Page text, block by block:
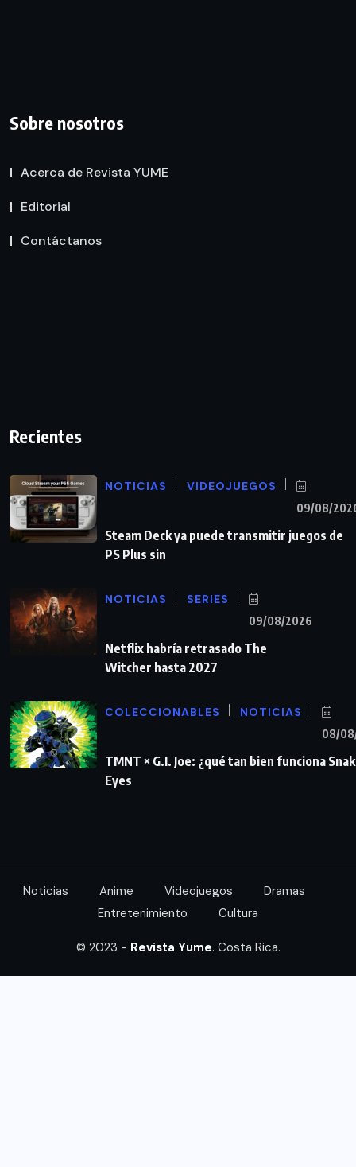
Sobre nosotros
Acerca de Revista YUME
Editorial
Contáctanos
Recientes
NOTICIAS VIDEOJUEGOS
09/08/
Steam Deck ya puede transmitir juegos de
PS Plus sin
NOTICIAS SERIES
09/08/2026
Netflix habría retrasado The
Witcher hasta 2027
COLECCIONABLES NOTICIAS
08/
TMNT × G.I. Joe: ¿qué tan bien funciona
Eyes
Noticias Anime Videojuegos
Dramas
Entretenimiento
Cultura
© 2023 - Revista Yume. Costa Rica.